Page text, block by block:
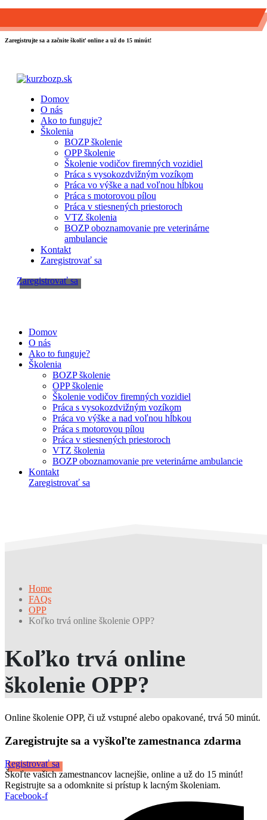
Zaregistrujte sa a začnite školiť online a už do 15 minút!
Domov
O nás
Ako to funguje?
Školenia
BOZP školenie
OPP školenie
Školenie vodičov firemných vozidiel
Práca s vysokozdvižným vozíkom
Práca vo výške a nad voľnou hĺbkou
Práca s motorovou pílou
Práca v stiesnených priestoroch
VTZ školenia
BOZP oboznamovanie pre veterinárne
ambulancie
Kontakt
Zaregistrovať sa
Zaregistrovať sa
Domov
O nás
Ako to funguje?
Školenia
BOZP školenie
OPP školenie
Školenie vodičov firemných vozidiel
Práca s vysokozdvižným vozíkom
Práca vo výške a nad voľnou hĺbkou
Práca s motorovou pílou
Práca v stiesnených priestoroch
VTZ školenia
BOZP oboznamovanie pre veterinárne ambulancie
Kontakt
Zaregistrovať sa
Home
FAQs
OPP
Koľko trvá online školenie OPP?
Koľko trvá online
školenie OPP?
Online školenie OPP, či už vstupné alebo opakované, trvá 50 minút.
Zaregistrujte sa a vyškoľte zamestnanca zdarma
Registrovať sa
Škoľte vašich zamestnancov lacnejšie, online a už do 15 minút!
Registrujte sa a odomknite si prístup k lacným školeniam.
Facebook-f